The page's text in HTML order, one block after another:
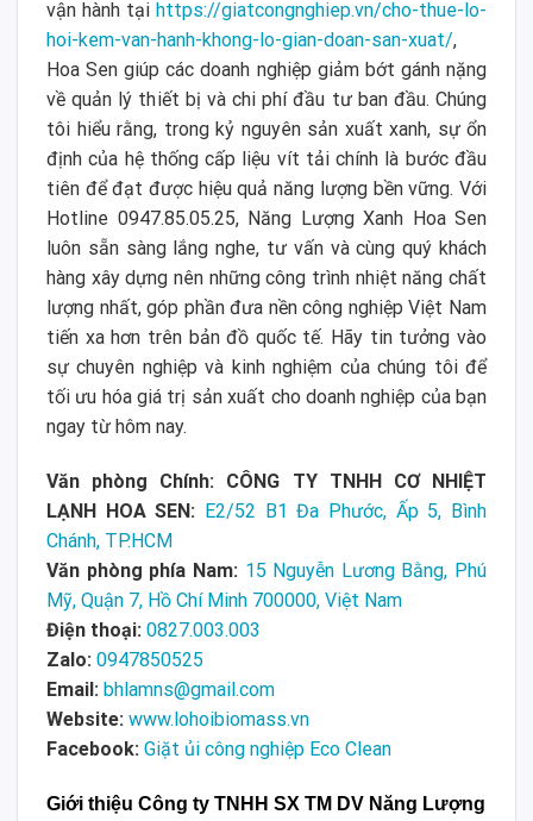
vận hành tại https://giatcongnghiep.vn/cho-thue-lo-
hoi-kem-van-hanh-khong-lo-gian-doan-san-xuat/,
Hoa Sen giúp các doanh nghiệp giảm bớt gánh nặng
về quản lý thiết bị và chi phí đầu tư ban đầu. Chúng
tôi hiểu rằng, trong kỷ nguyên sản xuất xanh, sự ổn
định của hệ thống cấp liệu vít tải chính là bước đầu
tiên để đạt được hiệu quả năng lượng bền vững. Với
Hotline 0947.85.05.25, Năng Lượng Xanh Hoa Sen
luôn sẵn sàng lắng nghe, tư vấn và cùng quý khách
hàng xây dựng nên những công trình nhiệt năng chất
lượng nhất, góp phần đưa nền công nghiệp Việt Nam
tiến xa hơn trên bản đồ quốc tế. Hãy tin tưởng vào
sự chuyên nghiệp và kinh nghiệm của chúng tôi để
tối ưu hóa giá trị sản xuất cho doanh nghiệp của bạn
ngay từ hôm nay.
Văn phòng Chính: CÔNG TY TNHH CƠ NHIỆT
LẠNH HOA SEN: E2/52 B1 Đa Phước, Ấp 5, Bình
Chánh, TP.HCM
Văn phòng phía Nam: 15 Nguyễn Lương Bằng, Phú
Mỹ, Quận 7, Hồ Chí Minh 700000, Việt Nam
Điện thoại: 0827.003.003
Zalo: 0947850525
Email: bhlamns@gmail.com
Website: www.lohoibiomass.vn
Facebook: Giặt ủi công nghiệp Eco Clean
Giới thiệu Công ty TNHH SX TM DV Năng Lượng